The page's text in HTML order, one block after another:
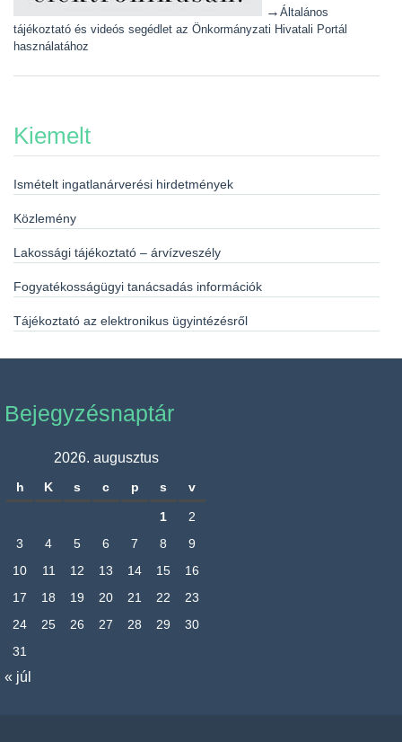
→ Általános
tájékoztató és videós segédlet az Önkormányzati Hivatali Portál
használatához
Kiemelt
Ismételt ingatlanárverési hirdetmények
Közlemény
Lakossági tájékoztató – árvízveszély
Fogyatékosságügyi tanácsadás információk
Tájékoztató az elektronikus ügyintézésről
Bejegyzésnaptár
2026. augusztus
h K s c p s v
1
2
3
4 5 6 7 8
9
10
11 12 13 14 15
16
17
18 19 20 21 22
23
24
25 26 27 28 29
30
31
« júl